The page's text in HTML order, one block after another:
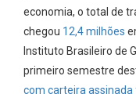
economia, o total de
chegou 12,4 milhões
Instituto Brasileiro de
primeiro semestre
com carteira